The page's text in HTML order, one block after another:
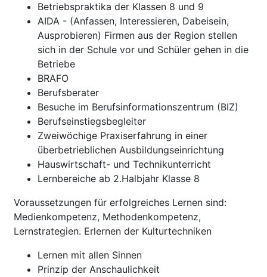
Betriebspraktika der Klassen 8 und 9
AIDA - (Anfassen, Interessieren, Dabeisein,
Ausprobieren) Firmen aus der Region stellen
sich in der Schule vor und Schüler gehen in die
Betriebe
BRAFO
Berufsberater
Besuche im Berufsinformationszentrum (BIZ)
Berufseinstiegsbegleiter
Zweiwöchige Praxiserfahrung in einer
überbetrieblichen Ausbildungseinrichtung
Hauswirtschaft- und Technikunterricht
Lernbereiche ab 2.Halbjahr Klasse 8
Voraussetzungen für erfolgreiches Lernen sind:
Medienkompetenz, Methodenkompetenz,
Lernstrategien. Erlernen der Kulturtechniken
Lernen mit allen Sinnen
Prinzip der Anschaulichkeit